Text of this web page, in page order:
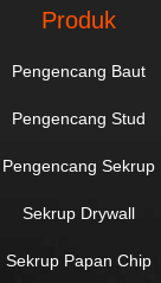
Produk
Pengencang Baut
Pengencang Stud
Pengencang Sekrup
Sekrup Drywall
Sekrup Papan Chip